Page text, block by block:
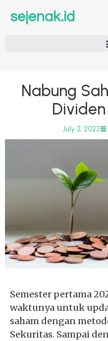
sejenak.id
Nabung
Dividen
July 3, 2022
Semester pertama
waktunya untuk
saham dengan
Sekuritas. Sampai